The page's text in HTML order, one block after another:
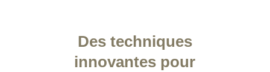
Des techniques
innovantes pour